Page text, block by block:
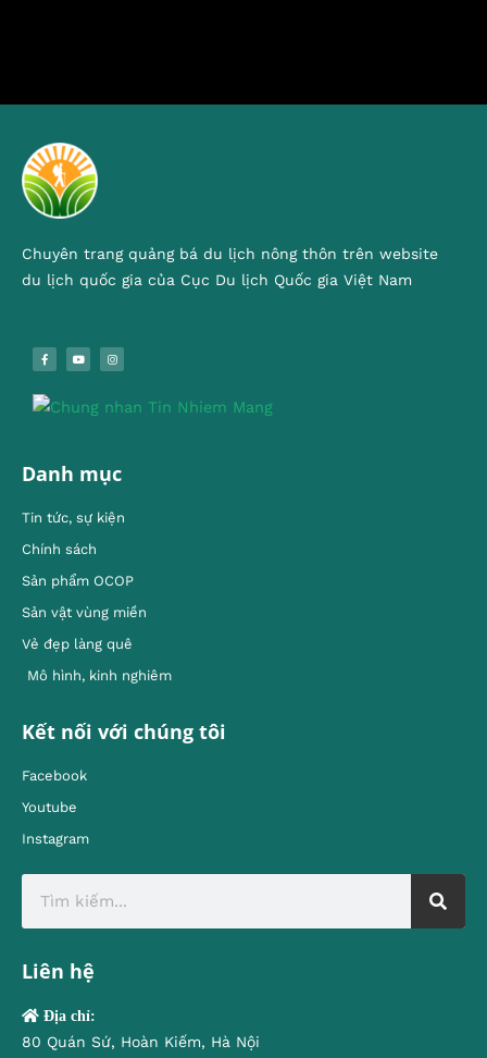
Chuyên trang quảng bá du lịch nông thôn trên website
du lịch quốc gia của Cục Du lịch Quốc gia Việt Nam
Danh mục
Tin tức, sự kiện
Chính sách
Sản phẩm OCOP
Sản vật vùng miền
Vẻ đẹp làng quê
Mô hình, kinh nghiêm
Kết nối với chúng tôi
Facebook
Youtube
Instagram
Liên hệ
Địa chỉ:
80 Quán Sứ, Hoàn Kiếm, Hà Nội